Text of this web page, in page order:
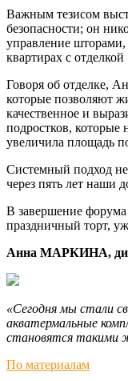
Важным тезисом
безопасности; он
управление
квартирах с
Говоря об отделке,
которые позволяют
качественное и
подростков, которые
увеличила площадь
Системный подход
через пять лет наши
В завершение
праздничный торт,
Анна МАРКИНА,
«Сегодня мы стали
акватермальные
становятся такими
По материалам